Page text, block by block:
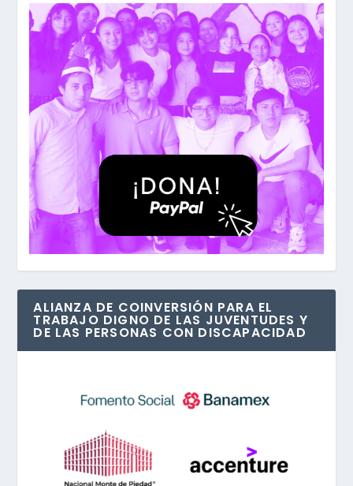
ALIANZA DE COINVERSIÓN PARA EL
TRABAJO DIGNO DE LAS JUVENTUDES Y
DE LAS PERSONAS CON DISCAPACIDAD